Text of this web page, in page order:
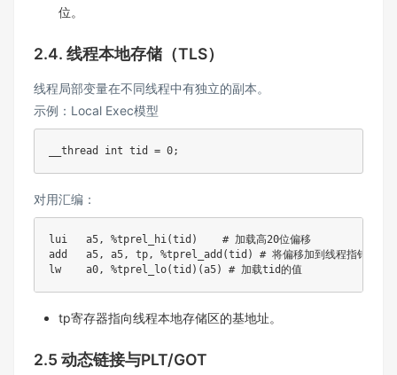
位。
2.4. 线程本地存储（TLS）
线程局部变量在不同线程中有独立的副本。
示例：Local Exec模型
__thread int tid = 0;
对用汇编：
lui   a5 , %tprel_hi (tid )
    # 加载高
20位偏移
add   a5 , a5 , tp , %tprel_add (tid )
# 将偏移加到线程指针（tp
lw    a0 , %tprel_lo(tid ) (a5)
tp寄存器指向线程本地存储区的基地址。
2.5 动态链接与PLT/GOT